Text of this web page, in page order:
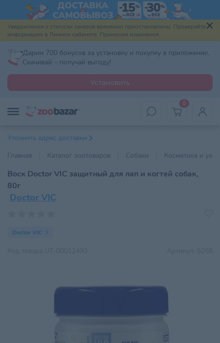
Уведомления о статусах заказов временно приостановлены. Проверяйте
информацию в Личном кабинете. Приносим извинения.
Дарим 700 бонусов за установку и покупку в приложении.
Скачивай – получай выгоду!
Установить
0
Уточнить адрес доставки
Главная
Каталог зоотоваров Собаки Косметика и уход
Воск Doctor VIC защитный для лап и когтей собак,
80г
Doctor VIC
Doctor VIC